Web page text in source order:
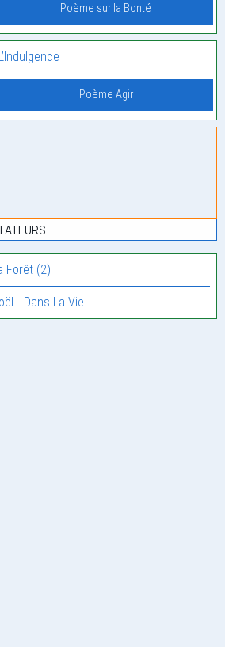
Poème sur la Bonté
L’Indulgence
Poème Agir
Forêt (2)
Dans La Vie